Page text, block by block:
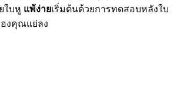
ใบหู แพ้ง่ายเริ่มต้นด้วยการทดสอบหลังใบ
งคุณแย่ลง